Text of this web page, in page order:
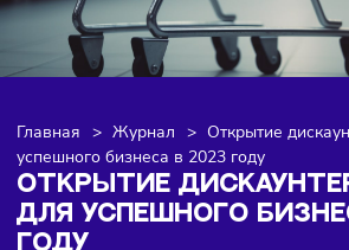
Главная > Журнал > Открытие
успешного бизнеса в 2023 году
ОТКРЫТИЕ